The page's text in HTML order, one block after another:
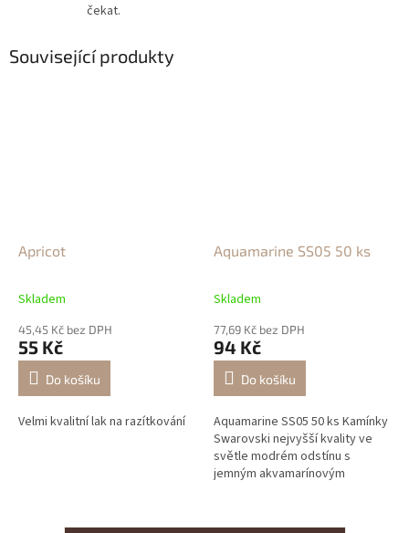
čekat.
Související produkty
Apricot
Skladem
45,45 Kč bez DPH
55 Kč
Do košíku
Velmi kvalitní lak na razítkování
Aquamarine SS05 50 ks
Skladem
77,69 Kč bez DPH
94 Kč
Do košíku
Aquamarine SS05 50 ks Kamínky
Swarovski nejvyšší kvality ve
světle modrém odstínu s
jemným akvamarínovým